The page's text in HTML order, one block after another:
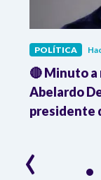
POLÍTICA
🔴 Minuto
Abelardo
presidente
‹